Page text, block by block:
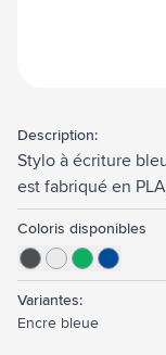
Description:
Stylo à écriture
est fabriqué en
: entièrement
sources 100%
relief sur le côté du
Coloris disponibles
Variantes:
Encre bleue